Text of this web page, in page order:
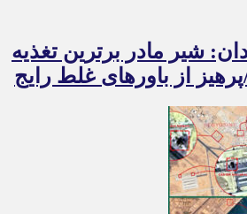
شیر مادر برترین تغذیه
از باورهای غلط رایج